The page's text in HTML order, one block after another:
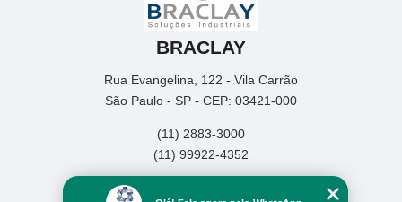
BRACLAY
Rua Evangelina, 122 - Vila Carrão
São Paulo - SP - CEP: 03421-000
(11) 2883-3000
(11) 99922-4352